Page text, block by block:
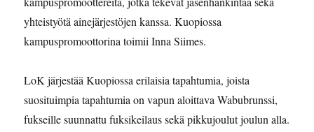
yhteistyötä ainejärjestöjen kanssa. Kuopiossa
kampuspromoottorina toimii Inna Siimes.
LoK järjestää Kuopiossa erilaisia tapahtumia, joista
suosituimpia tapahtumia on vapun aloittava Wabubrunssi,
fukseille suunnattu fuksikeilaus sekä pikkujoulut joulun alla.